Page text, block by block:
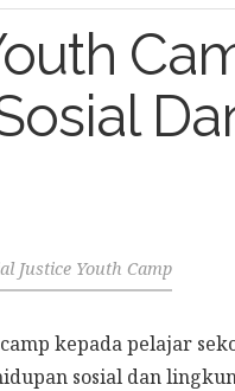
Justice Youth Camp
kepada pelajar
sosial dan